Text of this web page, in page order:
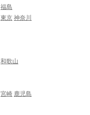
福島
東京 神奈川
和歌山
宮崎 鹿児島